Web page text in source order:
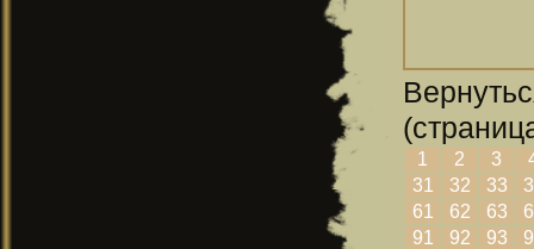
1 2 3
31
32 33
61
62 63
91
92 93